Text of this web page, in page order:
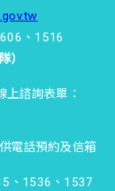
額
、1516
）
諮詢表單：
電話預約及信箱
、1536、1537